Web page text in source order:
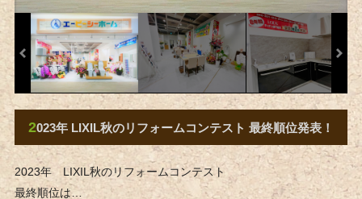
2023年 LIXIL秋のリフォームコンテスト 最終順位発表！
2023年 LIXIL秋のリフォームコンテスト
最終順位は…